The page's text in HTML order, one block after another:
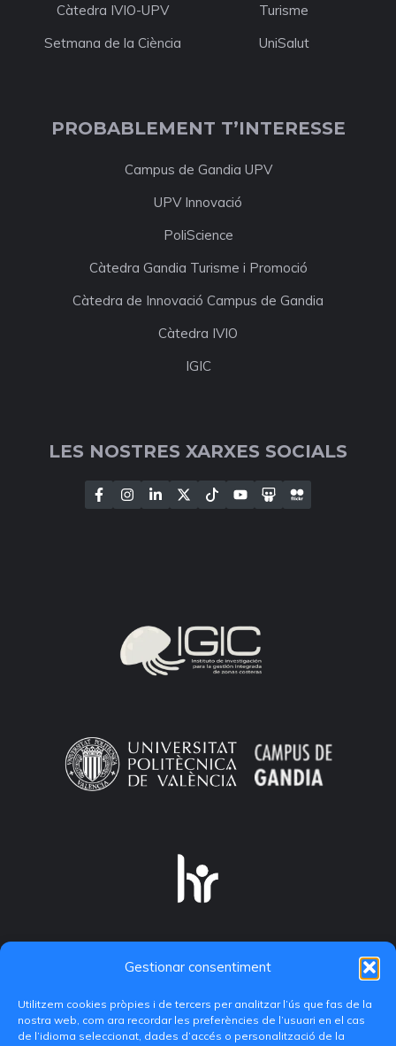
Gestionar consentiment
Utilitzem cookies pròpies i de tercers per analitzar l’ús que fas de la
nostra web, com ara recordar les preferències de l’usuari en el cas
de l’idioma seleccionat, dades d’accés o personalització de la
Càtedra IVIO-UPV
Turisme
Setmana de la Ciència
UniSalut
PROBABLEMENT T’INTERESSE
Campus de Gandia UPV
UPV Innovació
PoliScience
Càtedra Gandia Turisme i Promoció
Càtedra de Innovació Campus de Gandia
Càtedra IVIO
IGIC
LES NOSTRES XARXES SOCIALS